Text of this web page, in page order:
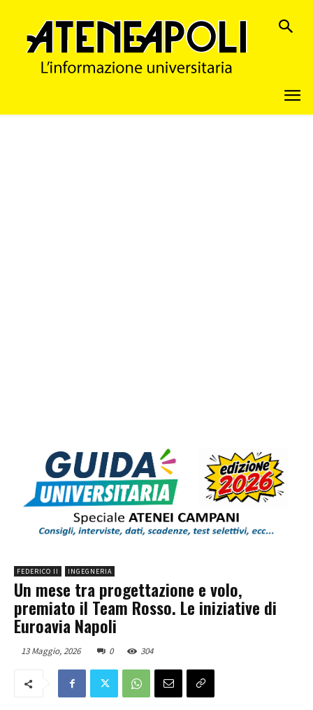
FEDERICO II INGEGNERIA
Un mese tra progettazione e volo,
premiato il Team Rosso. Le iniziative di
Euroavia Napoli
13 Maggio, 2026 0 304